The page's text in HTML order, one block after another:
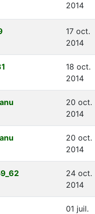
2014
17 oct.
2014
18 oct.
2014
20 oct.
2014
20 oct.
2014
24 oct.
2014
01 juil.